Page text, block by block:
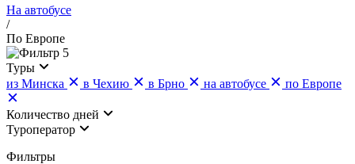
На автобусе
/
По Европе
5
Туры
из Минска
в Чехию в Брно на автобусе по Европе
Количество дней
Туроператор
Фильтры